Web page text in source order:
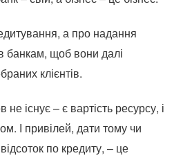
а про надання
банкам, щоб вони далі
клієнтів.
існує – є вартість ресурсу, і
І привілей, дати тому чи
по кредиту, – це